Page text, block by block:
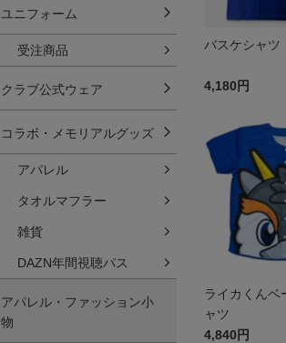
バスケシャツ
4,180円
ライカくんベ
ャツ
4,840円
ユニフォーム
受注商品
クラブ公式ウェア
コラボ・メモリアルグッズ
アパレル
タオルマフラー
雑貨
DAZN年間視聴パス
アパレル・ファッション小
物